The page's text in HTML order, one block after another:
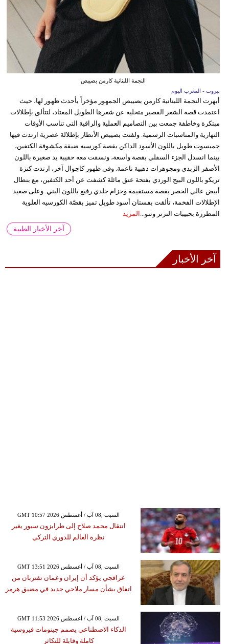
النجمة اللبنانية كارمن بصيبص
بيروت - المغرب اليوم
أبهرت النجمة اللبنانية كارمن بصيبص الجمهور مؤخراً بأحدث ظهور لها، حيث
اعتمدت قصة الشعر القصير متخلية عن شعرها الطويل المعتاد، لتتألق بإطلالات
مبتكرة وخاطفة جمعت بين التصاميم العملية والراقية التي تناسب الأوقات
النهارية والمناسبات الرسمية. ولفتت بصيبص الأنظار بإطلالة عصرية ارتدت فيها
جمبسوت طويل باللون الأسود الداكن بقصة كورسيه ضيقة مكشوفة الكتفين،
بينما انسدل الجزء السفلي بقصة واسعة، ونسقت معه حقيبة يد صغيرة باللون
الأصفر الزبدي ومجوهرات ذهبية ناعمة. وفي ظهور كاجوال آخر، ارتدت كنزة
تريكو باللون البيج الوردي بفتحة عنق مائلة كشفت عن أحد الكتفين، مع بنطال
أبيض عالي الخصر بقصة مستقيمة وحزام جلدي رفيع باللون البني. وعلى صعيد
الإطلالات الفخمة، تألقت بفستان أسود طويل تميز بقصّة الكورسيه العلوية
المطرزة بحبيبات الترتر وتنو... المزيد
آخر الأخبار الطبية
آخر الأخبار
GMT 10:57 2026 السبت ,08 آب / أغسطس
انتقال محمد صلاح إلى طرابزون سبور يغير
نظرة العالم للدوري التركي
GMT 13:51 2026 السبت ,08 آب / أغسطس
عراقجي يؤكد أن إيران وعمان تقتربان من
اتفاق بشأن مسار ملاحي جديد في مضيق هرمز
GMT 11:53 2026 السبت ,08 آب / أغسطس
الذكاء الاصطناعي يصمم جينومات فيروسية
كاملة وقابلة للتكاثر